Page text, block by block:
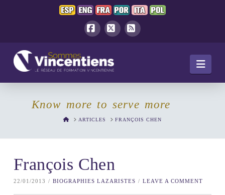
Know more to serve more
HOMEARTICLES FRANÇOIS CHEN
François Chen
22/01/2013 BIOGRAPHIES LAZARISTES LEAVE A COMMENT